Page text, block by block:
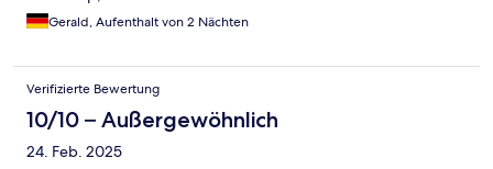
Gerald, Aufenthalt von 2 Nächten
Verifizierte Bewertung
10/10 – Außergewöhnlich
24. Feb. 2025